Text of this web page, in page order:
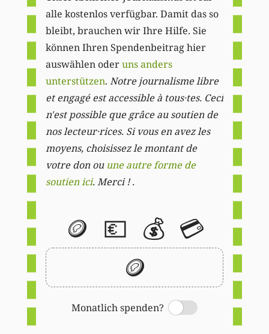
alle kostenlos verfügbar. Damit das so
bleibt, brauchen wir Ihre Hilfe. Sie
können Ihren Spendenbeitrag hier
auswählen oderuns anders
unterstützen. Notre journalisme libre
et engagé est accessible à tous·tes. Ceci
n'est possible que grâce au soutien de
nos lecteur·rices. Si vous en avez les
moyens, choisissez le montant de
votre don ou une autre forme de
soutien ici. Merci ! .
🪙 💶 💰 💳
🪙
Monatlich spenden?
Switch